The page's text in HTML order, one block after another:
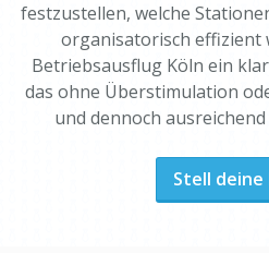
festzustellen, welche
organisatorisch effizient
Betriebsausflug Köln ein
das ohne Überstimulation
und dennoch
Stell deine